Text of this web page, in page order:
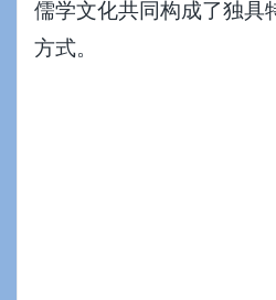
儒学文化共同构成了独具
方式。